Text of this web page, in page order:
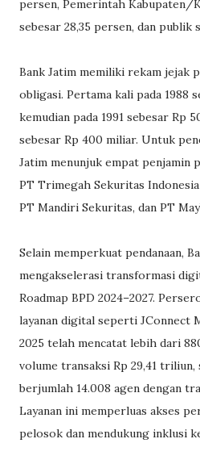
persen, Pemerintah Kabupaten/
sebesar 28,35 persen, dan publik
Bank Jatim memiliki rekam jejak
obligasi. Pertama kali pada 1988
kemudian pada 1991 sebesar Rp
sebesar Rp 400 miliar. Untuk
Jatim menunjuk empat penjamin
PT Trimegah Sekuritas
PT Mandiri Sekuritas, dan PT
Selain memperkuat pendanaan,
mengakselerasi transformasi
Roadmap BPD 2024–2027.
layanan digital seperti JConnect
2025 telah mencatat lebih dari
volume transaksi Rp 29,41
berjumlah 14.008 agen dengan
Layanan ini memperluas akses
pelosok dan mendukung inklusi